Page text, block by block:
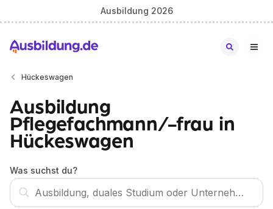
Ausbildung 2026
Hückeswagen
Ausbildung
Pflegefachmann/-frau in
Hückeswagen
Was suchst du?